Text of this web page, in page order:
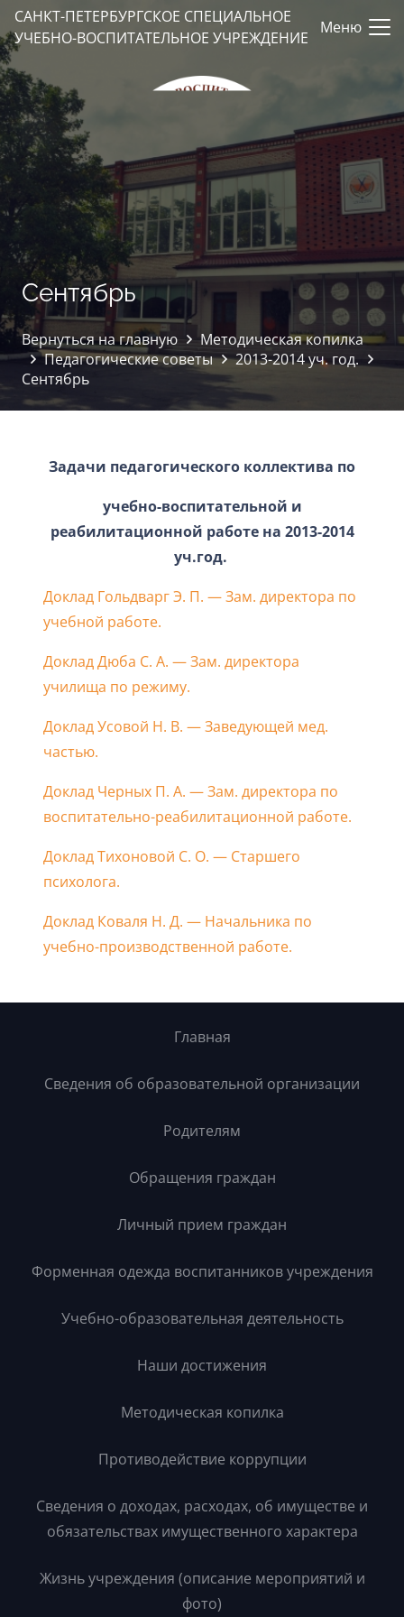
САНКТ-ПЕТЕРБУРГСКОЕ СПЕЦИАЛЬНОЕ
УЧЕБНО-ВОСПИТАТЕЛЬНОЕ УЧРЕЖДЕНИЕ
Меню
Сентябрь
Вернуться на главную
Методическая копилка
Педагогические советы
2013-2014 уч. год.
Сентябрь
Задачи педагогического коллектива по
учебно-воспитательной и
реабилитационной работе на 2013-2014
уч.год.
Доклад Гольдварг Э. П. — Зам. директора по
учебной работе.
Доклад Дюба С. А. — Зам. директора
училища по режиму.
Доклад Усовой Н. В. — Заведующей мед.
частью.
Доклад Черных П. А. — Зам. директора по
воспитательно-реабилитационной работе.
Доклад Тихоновой С. О. — Старшего
психолога.
Доклад Коваля Н. Д. — Начальника по
учебно-производственной работе.
Главная
Сведения об образовательной организации
Родителям
Обращения граждан
Личный прием граждан
Форменная одежда воспитанников учреждения
Учебно-образовательная деятельность
Наши достижения
Методическая копилка
Противодействие коррупции
Сведения о доходах, расходах, об имуществе и
обязательствах имущественного характера
Жизнь учреждения (описание мероприятий и
фото)